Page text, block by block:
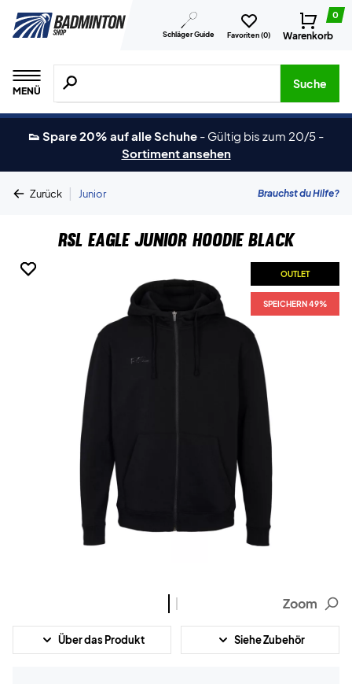
Schläger Guide Favoriten (0)
0
Warenkorb
MENÜ
Suche nach Produkten, Marken usw.
Suche
👟 Spare 20% auf alle Schuhe - Gültig bis zum 20/5 -
Sortiment ansehen
Zurück | Junior Brauchst du Hilfe?
RSL Eagle Junior Hoodie Black
OUTLET
SPEICHERN 49%
OUTLET
SPEICHERN 49%
Zoom
Über das Produkt Siehe Zubehör